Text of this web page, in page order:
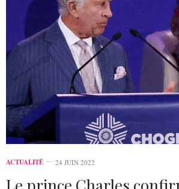
ACTUALITÉ 24 JUIN 2022